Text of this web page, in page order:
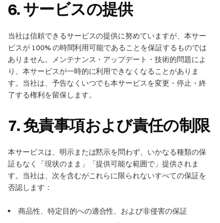
6. サービスの提供
当社は信頼できるサービスの提供に努めていますが、本サー
ビスが 100% の時間利用可能であることを保証するものでは
ありません。メンテナンス・アップデート・技術的問題によ
り、本サービスが一時的に利用できなくなることがありま
す。当社は、予告なくいつでも本サービスを変更・停止・終
了する権利を留保します。
7. 免責事項および責任の制限
本サービスは、明示または黙示を問わず、いかなる種類の保
証もなく「現状のまま」「提供可能な範囲で」提供されま
す。当社は、次を含むがこれらに限られないすべての保証を
否認します：
商品性、特定目的への適合性、および非侵害の保証